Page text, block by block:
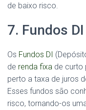
de baixo risco.
7. Fundos DI
Os Fundos DI
de renda fixa de curto
perto a taxa de juros
Esses fundos são
risco, tornando-os